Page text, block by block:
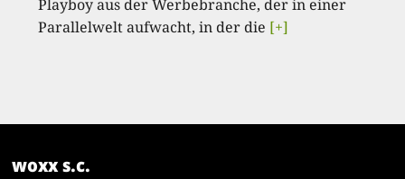
Playboy aus der Werbebranche, der in einer
Parallelwelt aufwacht, in der die [+]
woxx s.c.